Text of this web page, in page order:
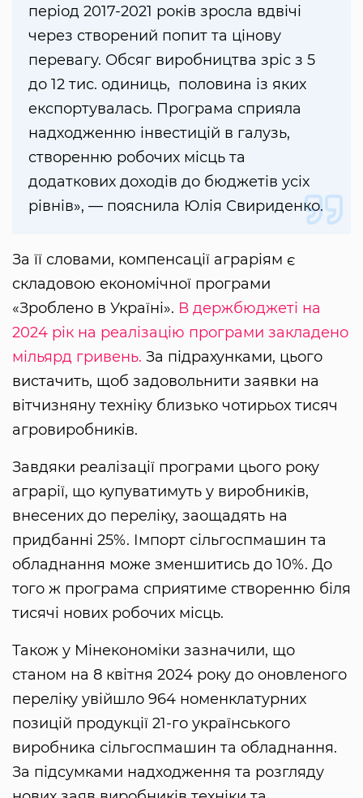
період 2017-2021 років зросла вдвічі
через створений попит та цінову
перевагу. Обсяг виробництва зріс з 5
до 12 тис. одиниць, половина із яких
експортувалась. Програма сприяла
надходженню інвестицій в галузь,
створенню робочих місць та
додаткових доходів до бюджетів усіх
рівнів», — пояснила Юлія Свириденко.
За її словами, компенсації аграріям є
складовою економічної програми
«Зроблено в Україні». В держбюджеті на
2024 рік на реалізацію програми закладено
мільярд гривень. За підрахунками, цього
вистачить, щоб задовольнити заявки на
вітчизняну техніку близько чотирьох тисяч
агровиробників.
Завдяки реалізації програми цього року
аграрії, що купуватимуть у виробників,
внесених до переліку, заощадять на
придбанні 25%. Імпорт сільгоспмашин та
обладнання може зменшитись до 10%. До
того ж програма сприятиме створенню біля
тисячі нових робочих місць.
Також у Мінекономіки зазначили, що
станом на 8 квітня 2024 року до оновленого
переліку увійшло 964 номенклатурних
позицій продукції 21-го українського
виробника сільгоспмашин та обладнання.
За підсумками надходження та розгляду